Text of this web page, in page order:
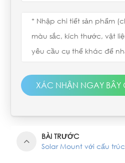
XÁC NHẬN NGAY BÂY
BÀI TRƯỚC
Solar Mount với cấu